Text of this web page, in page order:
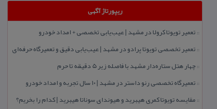
ریپورتاژ آگهی
:: تعمیر تویوتا كرولا در مشهد | عیب‌یابی تخصصی + امداد خودرو
:: تعمیر تخصصی تویوتا پرادو در مشهد | عیب‌یابی دقیق و تعمیرگاه حرفه‌ای
::چهار هتل‌ ستاره‌دار مشهد با فاصله زیر 5 دقیقه تا حرم
:: تعمیرگاه تخصصی رنو داستر در مشهد | ۱۰ سال تجربه و امداد خودرو
:: مقایسه تویوتا كمری هیبرید و هیوندای سوناتا هیبرید | كدام را بخریم؟